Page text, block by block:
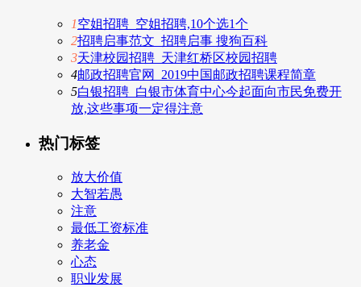
1空姐招聘_空姐招聘,10个选1个
2招聘启事范文_招聘启事 搜狗百科
3天津校园招聘_天津红桥区校园招聘
4邮政招聘官网_2019中国邮政招聘课程简章
5白银招聘_白银市体育中心今起面向市民免费开
放,这些事项一定得注意
热门标签
放大价值
大智若愚
注意
最低工资标准
养老金
心态
职业发展